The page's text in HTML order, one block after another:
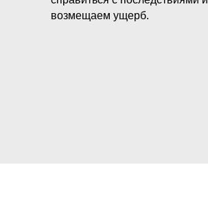
возмещаем ущерб.